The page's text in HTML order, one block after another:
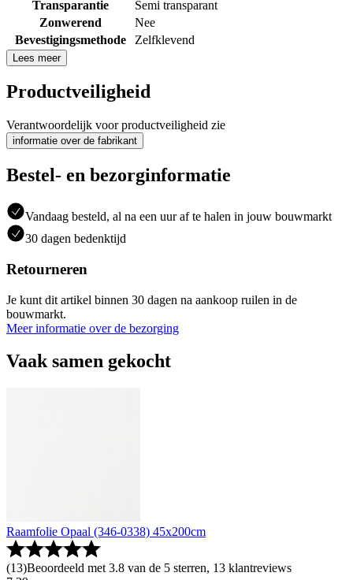
Transparantie
Semi transparant
Zonwerend
Nee
Bevestigingsmethode
Zelfklevend
Lees meer
Productveiligheid
Verantwoordelijk voor productveiligheid zie
informatie over de fabrikant
Bestel- en bezorginformatie
Vandaag besteld, al na een uur af te halen in jouw bouwmarkt
30 dagen bedenktijd
Retourneren
Je kunt dit artikel binnen 30 dagen na aankoop ruilen in de
bouwmarkt.
Meer informatie over de bezorging
Vaak samen gekocht
Raamfolie Opaal (346-0338) 45x200cm
(13)Beoordeeld met 3.8 van de 5 sterren, 13 klantreviews